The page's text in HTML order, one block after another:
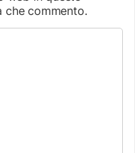
che commento.